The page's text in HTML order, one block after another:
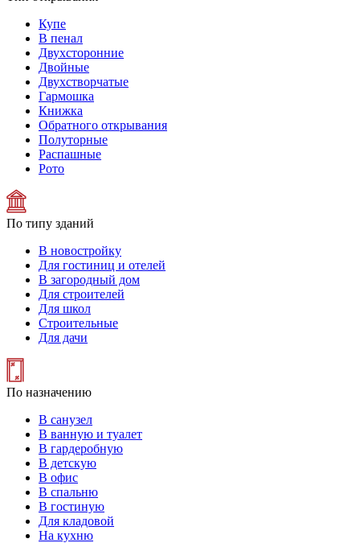
Купе
В пенал
Двухсторонние
Двойные
Двухстворчатые
Гармошка
Книжка
Обратного открывания
Полуторные
Распашные
Рото
По типу зданий
В новостройку
Для гостиниц и отелей
В загородный дом
Для строителей
Для школ
Строительные
Для дачи
По назначению
В санузел
В ванную и туалет
В гардеробную
В детскую
В офис
В спальню
В гостиную
Для кладовой
На кухню